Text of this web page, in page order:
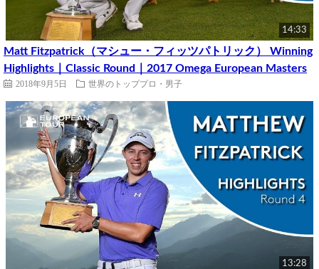
14:33
Matt Fitzpatrick（マシュー・フィッツパトリック） Winning
Highlights｜Classic Round｜2017 Omega European Masters
2018年9月5日 世界のトッププロ・男子
13:28